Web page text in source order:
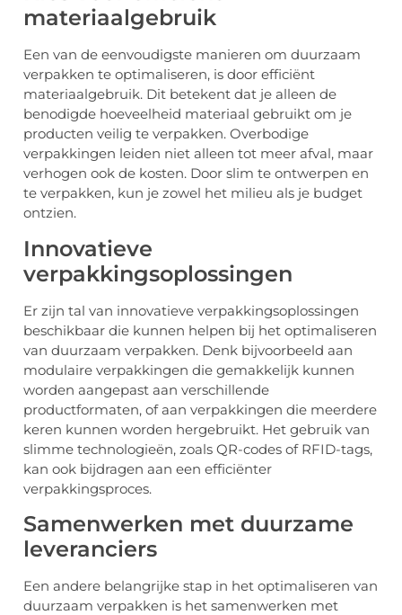
materiaalgebruik
Een van de eenvoudigste manieren om duurzaam
verpakken te optimaliseren, is door efficiënt
materiaalgebruik. Dit betekent dat je alleen de
benodigde hoeveelheid materiaal gebruikt om je
producten veilig te verpakken. Overbodige
verpakkingen leiden niet alleen tot meer afval, maar
verhogen ook de kosten. Door slim te ontwerpen en
te verpakken, kun je zowel het milieu als je budget
ontzien.
Innovatieve
verpakkingsoplossingen
Er zijn tal van innovatieve verpakkingsoplossingen
beschikbaar die kunnen helpen bij het optimaliseren
van duurzaam verpakken. Denk bijvoorbeeld aan
modulaire verpakkingen die gemakkelijk kunnen
worden aangepast aan verschillende
productformaten, of aan verpakkingen die meerdere
keren kunnen worden hergebruikt. Het gebruik van
slimme technologieën, zoals QR-codes of RFID-tags,
kan ook bijdragen aan een efficiënter
verpakkingsproces.
Samenwerken met duurzame
leveranciers
Een andere belangrijke stap in het optimaliseren van
duurzaam verpakken is het samenwerken met